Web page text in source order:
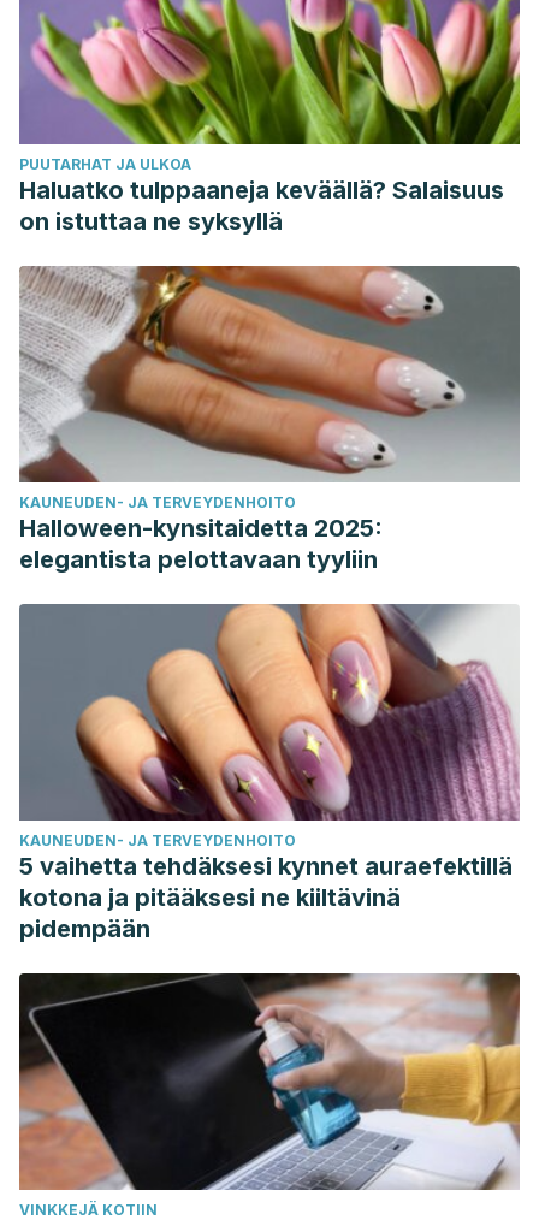
PUUTARHAT JA ULKOA
Haluatko tulppaaneja keväällä? Salaisuus
on istuttaa ne syksyllä
KAUNEUDEN- JA TERVEYDENHOITO
Halloween-kynsitaidetta 2025:
elegantista pelottavaan tyyliin
KAUNEUDEN- JA TERVEYDENHOITO
5 vaihetta tehdäksesi kynnet auraefektillä
kotona ja pitääksesi ne kiiltävinä
pidempään
VINKKEJÄ KOTIIN